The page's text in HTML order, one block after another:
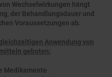
Wechselwirkungen hängt
der Behandlungsdauer und
Voraussetzungen ab.
Anwendung von
geboten:
Medikamente